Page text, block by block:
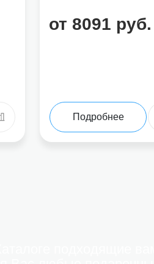
от 8091 руб.
Подробнее